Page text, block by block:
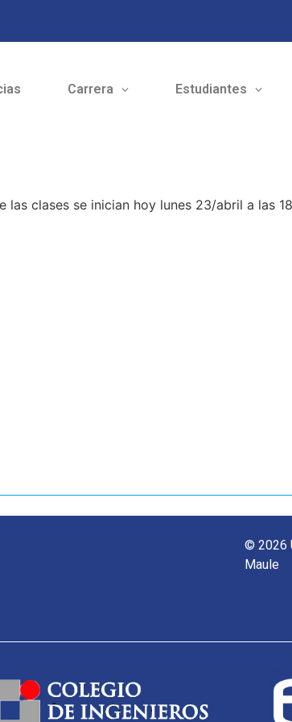
Carrera Estudiantes
clases se inician hoy lunes 23/abril a las
© 2026
Maule